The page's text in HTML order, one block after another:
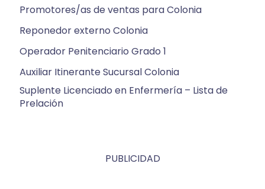
Promotores/as de ventas para Colonia
Reponedor externo Colonia
Operador Penitenciario Grado 1
Auxiliar Itinerante Sucursal Colonia
Suplente Licenciado en Enfermería – Lista de
Prelación
PUBLICIDAD